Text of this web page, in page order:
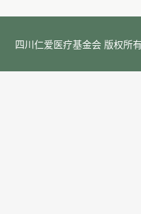
四川仁爱医疗基金会 版权所